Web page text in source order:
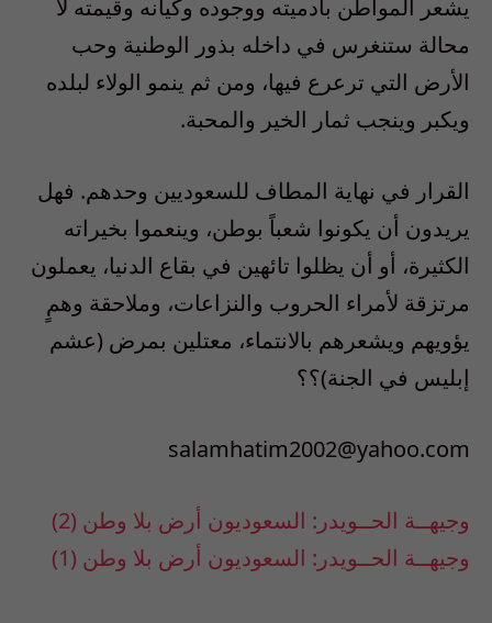
يشعر المواطن بآدميته ووجوده وكيأنه وقيمته لا
محالة ستنغرس في داخله بذور الوطنية وحب
الأرض التي ترعرع فيها، ومن ثم ينمو الولاء لبلده
ويكبر وينجب ثمار الخير والمحبة.
القرار في نهاية المطاف للسعوديين وحدهم. فهل
يريدون أن يكونوا شعباً بوطن، وينعموا بخيراته
الكثيرة، أو أن يظلوا تائهين في بقاع الدنيا، يعملون
مرتزقة لأمراء الحروب والنزاعات، وملاحقة وهمٍ
يؤويهم ويشعرهم بالانتماء، معتلين بمرض (عشم
إبليس في الجنة)؟؟
salamhatim2002@yahoo.com
وجيهــة الحــويدر: السعوديون أرض بلا وطن (2)
وجيهــة الحــويدر: السعوديون أرض بلا وطن (1)